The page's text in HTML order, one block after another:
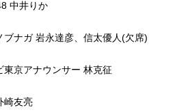
中井りか
ブナガ 岩永達彦、信太優人(欠席)
東京アナウンサー 林克征
崎友亮